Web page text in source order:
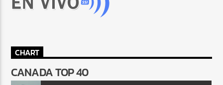
CHART
CANADA TOP 40